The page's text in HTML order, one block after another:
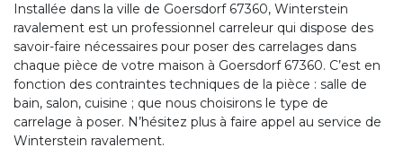
Installée dans la ville de Goersdorf 67360, Winterstein
ravalement est un professionnel carreleur qui dispose des
savoir-faire nécessaires pour poser des carrelages dans
chaque pièce de votre maison à Goersdorf 67360. C’est en
fonction des contraintes techniques de la pièce : salle de
bain, salon, cuisine ; que nous choisirons le type de
carrelage à poser. N’hésitez plus à faire appel au service de
Winterstein ravalement.